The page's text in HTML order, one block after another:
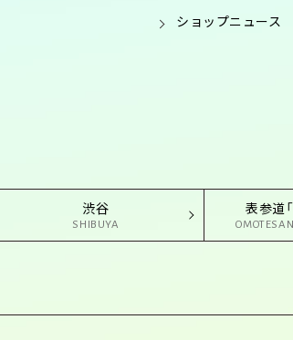
ショップニュース
渋谷
SHIBUYA
表参道